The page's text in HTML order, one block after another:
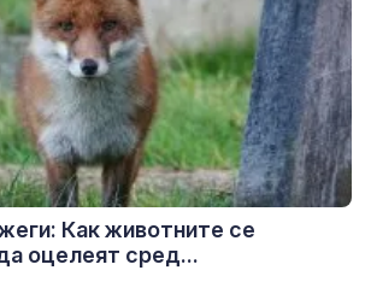
Как животните се
оцелеят сред...